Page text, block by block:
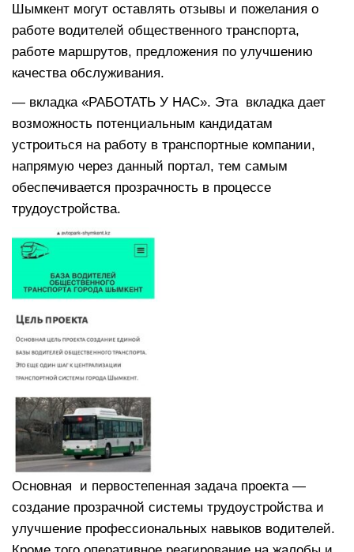
Шымкент могут оставлять отзывы и пожелания о
работе водителей общественного транспорта,
работе маршрутов, предложения по улучшению
качества обслуживания.
— вкладка «РАБОТАТЬ У НАС». Эта вкладка дает
возможность потенциальным кандидатам
устроиться на работу в транспортные компании,
напрямую через данный портал, тем самым
обеспечивается прозрачность в процессе
трудоустройства.
Основная и первостепенная задача проекта —
создание прозрачной системы трудоустройства и
улучшение профессиональных навыков водителей.